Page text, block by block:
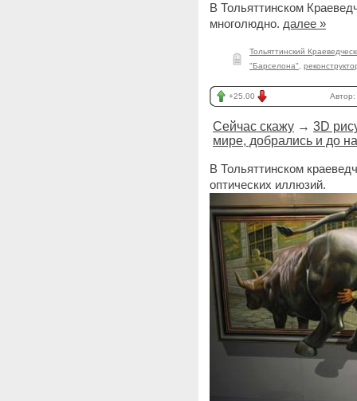
В Тольяттинском
многолюдно. далее »
Тольяттинский
"Барселона"
+25.00 Автор:
Сейчас скажу → 3D
мире, добрались и до
В Тольяттинском
оптических иллюзий.